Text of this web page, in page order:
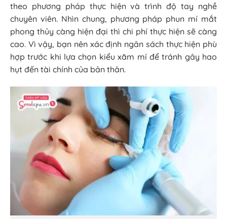
theo phương pháp thực hiện và trình độ tay nghề
chuyên viên. Nhìn chung, phương pháp phun mí mắt
phong thủy càng hiện đại thì chi phí thực hiện sẽ càng
cao. Vì vậy, bạn nên xác định ngân sách thực hiện phù
hợp trước khi lựa chọn kiểu xăm mí để tránh gây hao
hụt đến tài chính của bản thân.